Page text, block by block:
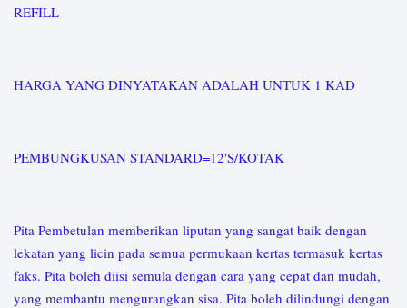
REFILL
HARGA YANG DINYATAKAN ADALAH UNTUK 1 KAD
PEMBUNGKUSAN STANDARD=12'S/KOTAK
Pita Pembetulan memberikan liputan yang sangat baik dengan
lekatan yang licin pada semua permukaan kertas termasuk kertas
faks. Pita boleh diisi semula dengan cara yang cepat dan mudah,
yang membantu mengurangkan sisa. Pita boleh dilindungi dengan